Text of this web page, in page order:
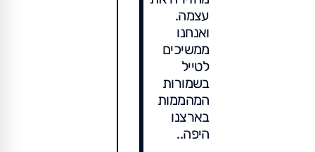
עצמה.
ואנחנו
ממשיכים
לטייל
בשמורות
המהממות
בארצנו
היפה..